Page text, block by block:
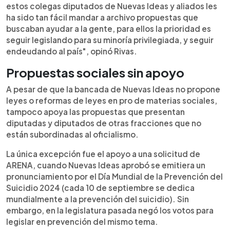
estos colegas diputados de Nuevas Ideas y aliados les
ha sido tan fácil mandar a archivo propuestas que
buscaban ayudar a la gente, para ellos la prioridad es
seguir legislando para su minoría privilegiada, y seguir
endeudando al país", opinó Rivas.
Propuestas sociales sin apoyo
A pesar de que la bancada de Nuevas Ideas no propone
leyes o reformas de leyes en pro de materias sociales,
tampoco apoya las propuestas que presentan
diputadas y diputados de otras fracciones que no
están subordinadas al oficialismo.
La única excepción fue el apoyo a una solicitud de
ARENA, cuando Nuevas Ideas aprobó se emitiera un
pronunciamiento por el Día Mundial de la Prevención del
Suicidio 2024 (cada 10 de septiembre se dedica
mundialmente a la prevención del suicidio). Sin
embargo, en la legislatura pasada negó los votos para
legislar en prevención del mismo tema.